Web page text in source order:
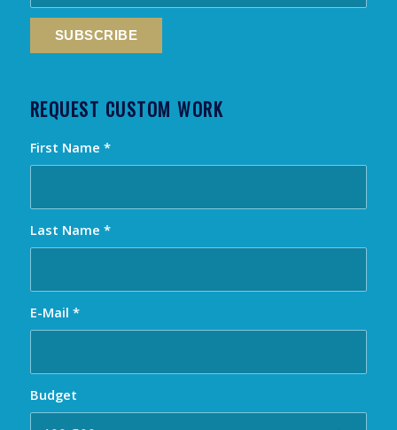
REQUEST CUSTOM WORK
First Name *
Last Name *
E-Mail *
Budget